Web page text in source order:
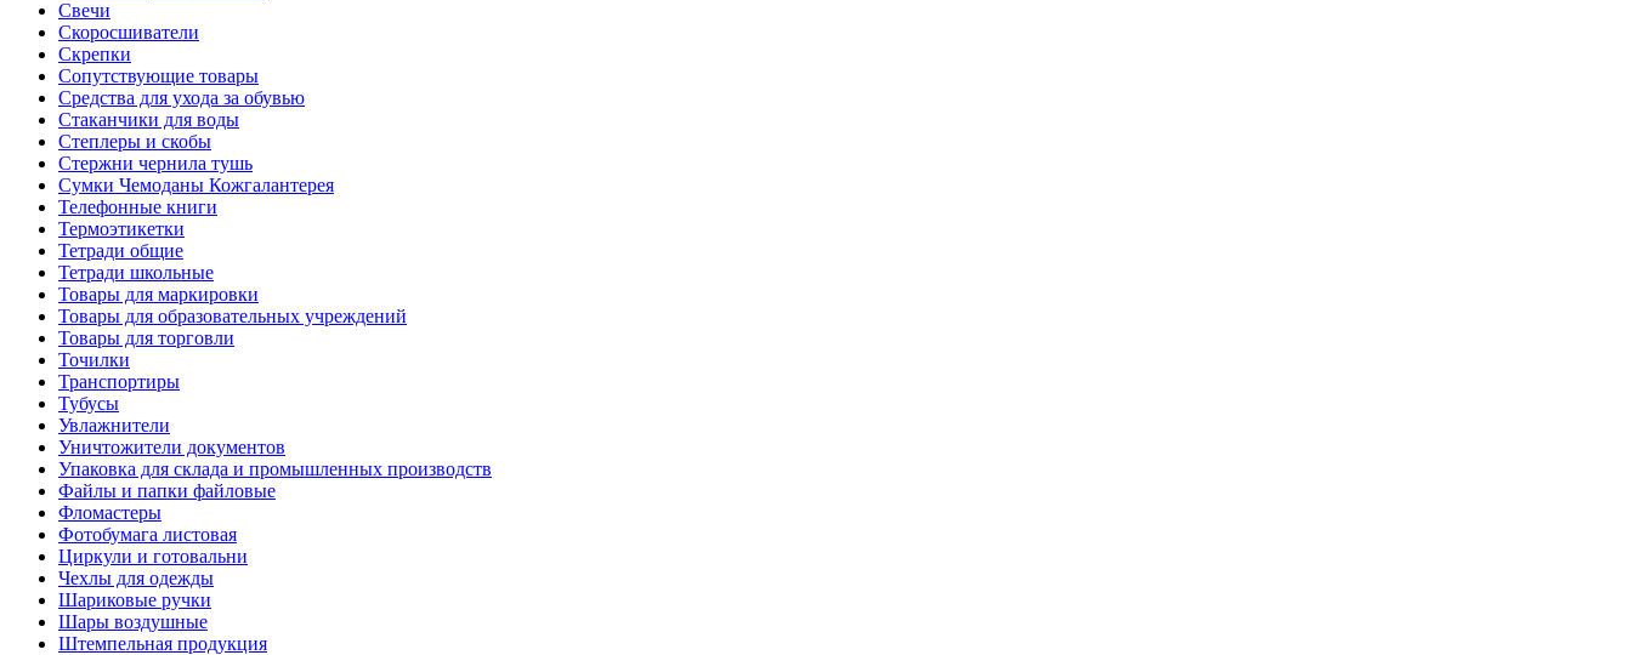
Свечи
Скоросшиватели
Скрепки
Сопутствующие товары
Средства для ухода за обувью
Стаканчики для воды
Степлеры и скобы
Стержни чернила тушь
Сумки Чемоданы Кожгалантерея
Телефонные книги
Термоэтикетки
Тетради общие
Тетради школьные
Товары для маркировки
Товары для образовательных учреждений
Товары для торговли
Точилки
Транспортиры
Тубусы
Увлажнители
Уничтожители документов
Упаковка для склада и промышленных производств
Файлы и папки файловые
Фломастеры
Фотобумага листовая
Циркули и готовальни
Чехлы для одежды
Шариковые ручки
Шары воздушные
Штемпельная продукция